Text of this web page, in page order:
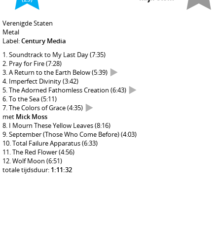
Verenigde Staten
Metal
Label:Century Media
Soundtrack to My Last Day(7:35)
Pray for Fire(7:28)
A Return to the Earth Below(5:39)
Imperfect Divinity(3:42)
The Adorned Fathomless Creation (6:43)
To the Sea(5:11)
The Colors of Grace(4:35)
met Mick Moss
I Mourn These Yellow Leaves(8:16)
September (Those Who Come Before)(4:03)
Total Failure Apparatus(6:33)
The Red Flower(4:56)
Wolf Moon (6:51)
totale tijdsduur: 1:11:32